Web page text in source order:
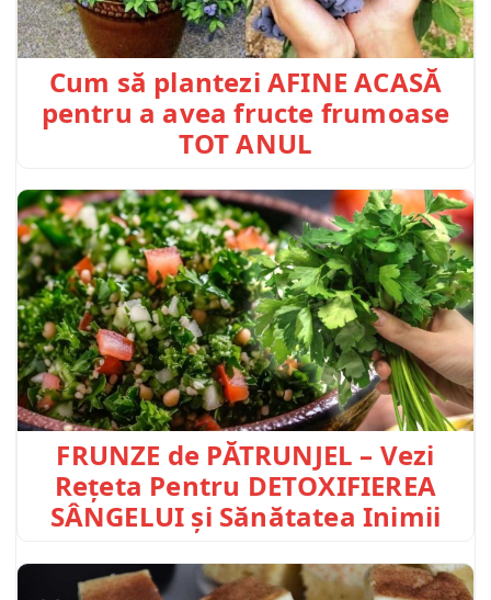
Cum să plantezi AFINE ACASĂ
pentru a avea fructe frumoase
TOT ANUL
FRUNZE de PĂTRUNJEL – Vezi
Rețeta Pentru DETOXIFIEREA
SÂNGELUI și Sănătatea Inimii